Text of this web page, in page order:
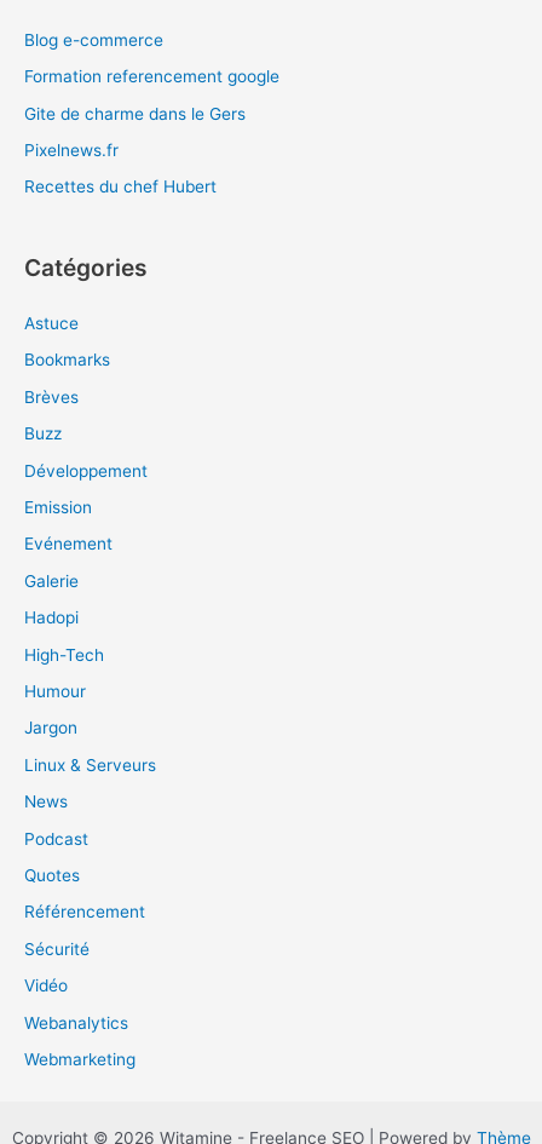
Blog e-commerce
Formation referencement google
Gite de charme dans le Gers
Pixelnews.fr
Recettes du chef Hubert
Catégories
Astuce
Bookmarks
Brèves
Buzz
Développement
Emission
Evénement
Galerie
Hadopi
High-Tech
Humour
Jargon
Linux & Serveurs
News
Podcast
Quotes
Référencement
Sécurité
Vidéo
Webanalytics
Webmarketing
Copyright © 2026 Witamine - Freelance SEO | Powered by Thème